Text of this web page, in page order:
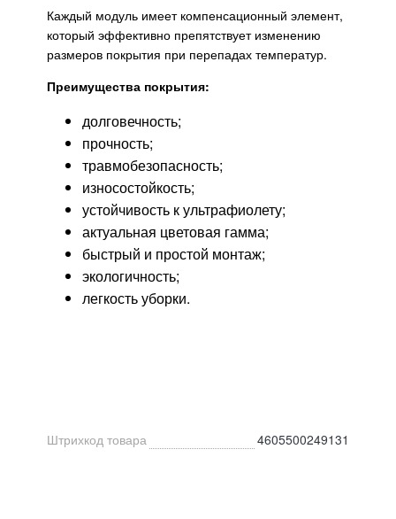
Каждый модуль имеет компенсационный элемент,
который эффективно препятствует изменению
размеров покрытия при перепадах температур.
Преимущества покрытия:
долговечность;
прочность;
травмобезопасность;
износостойкость;
устойчивость к ультрафиолету;
актуальная цветовая гамма;
быстрый и простой монтаж;
экологичность;
легкость уборки.
Штрихкод товара 4605500249131